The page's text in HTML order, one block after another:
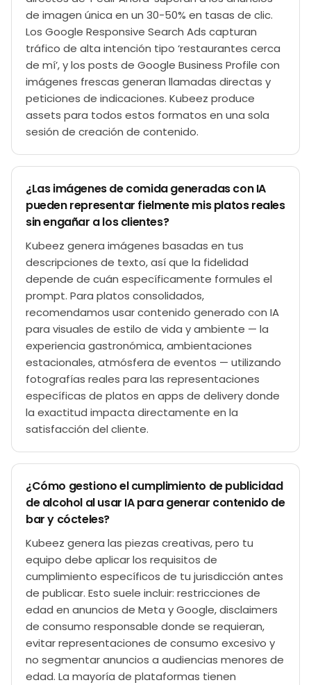
de imagen única en un 30-50% en tasas de clic.
Los Google Responsive Search Ads capturan
tráfico de alta intención tipo ‘restaurantes cerca
de mí’, y los posts de Google Business Profile con
imágenes frescas generan llamadas directas y
peticiones de indicaciones. Kubeez produce
assets para todos estos formatos en una sola
sesión de creación de contenido.
¿Las imágenes de comida generadas con IA
pueden representar fielmente mis platos reales
sin engañar a los clientes?
Kubeez genera imágenes basadas en tus
descripciones de texto, así que la fidelidad
depende de cuán específicamente formules el
prompt. Para platos consolidados,
recomendamos usar contenido generado con IA
para visuales de estilo de vida y ambiente — la
experiencia gastronómica, ambientaciones
estacionales, atmósfera de eventos — utilizando
fotografías reales para las representaciones
específicas de platos en apps de delivery donde
la exactitud impacta directamente en la
satisfacción del cliente.
¿Cómo gestiono el cumplimiento de publicidad
de alcohol al usar IA para generar contenido de
bar y cócteles?
Kubeez genera las piezas creativas, pero tu
equipo debe aplicar los requisitos de
cumplimiento específicos de tu jurisdicción antes
de publicar. Esto suele incluir: restricciones de
edad en anuncios de Meta y Google, disclaimers
de consumo responsable donde se requieran,
evitar representaciones de consumo excesivo y
no segmentar anuncios a audiencias menores de
edad. La mayoría de plataformas tienen